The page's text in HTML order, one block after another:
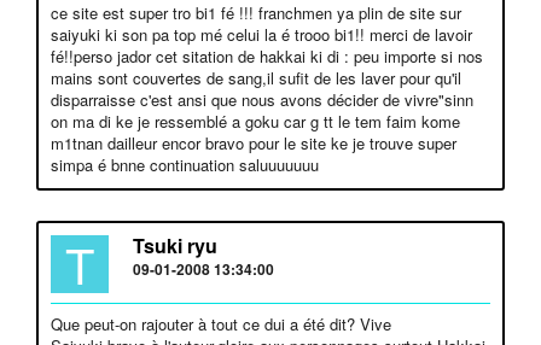
ce site est super tro bi1 fé !!! franchmen ya plin de site sur
saiyuki ki son pa top mé celui la é trooo bi1!! merci de lavoir
fé!!perso jador cet sitation de hakkai ki di : peu importe si nos
mains sont couvertes de sang,il sufit de les laver pour qu'il
disparraisse c'est ansi que nous avons décider de vivre"sinn
on ma di ke je ressemblé a goku car g tt le tem faim kome
m1tnan dailleur encor bravo pour le site ke je trouve super
simpa é bnne continuation saluuuuuuu
T Tsuki ryu
09-01-2008 13:34:00
Que peut-on rajouter à tout ce dui a été dit? Vive